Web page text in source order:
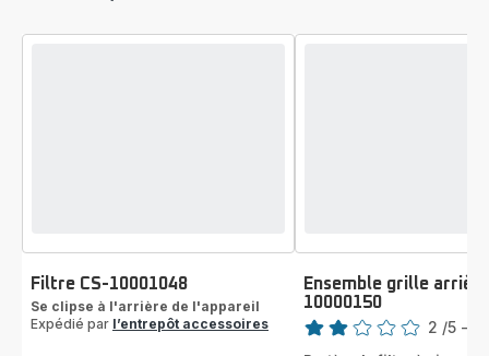
Filtre CS-10001048
Se clipse à l'arrière de l'appareil
Expédié par l’entrepôt accessoires
Ensemble grille
10000150
Note
2 /5 -